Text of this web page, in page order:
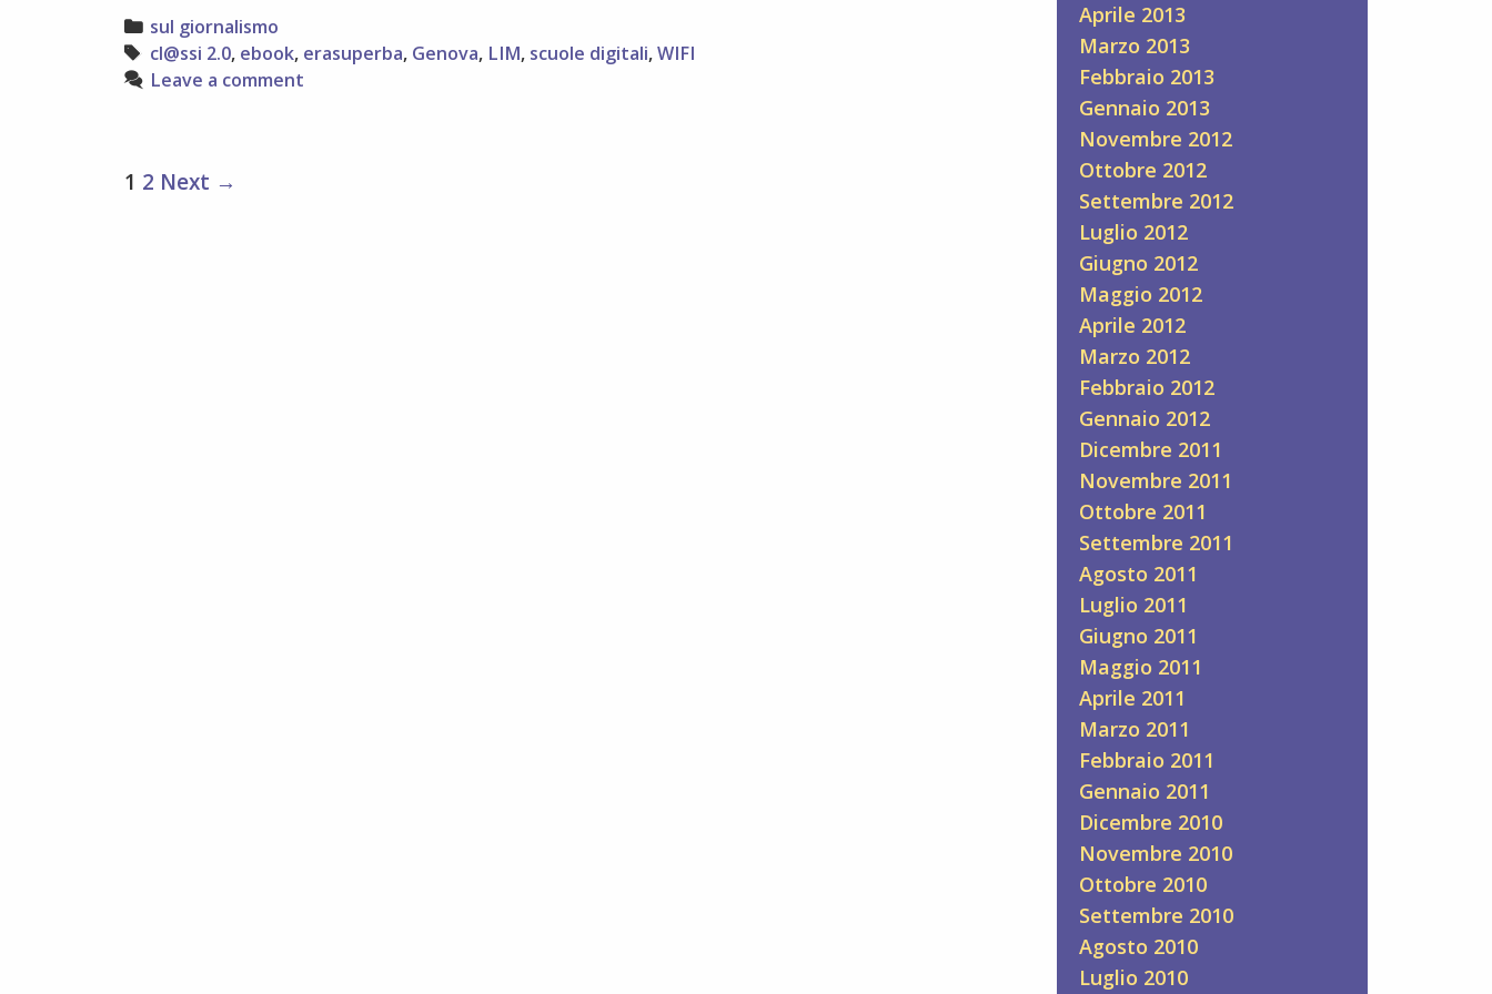
Categories
sul giornalismo
Tags
cl@ssi 2.0, ebook, erasuperba, Genova, LIM, scuole digitali,WIFI
Leave a comment
Post
1 2 Next →
Aprile 2013
Marzo 2013
Febbraio 2013
Gennaio 2013
Novembre 2012
Ottobre 2012
Settembre 2012
Luglio 2012
Giugno 2012
Maggio 2012
Aprile 2012
Marzo 2012
Febbraio 2012
Gennaio 2012
Dicembre 2011
Novembre 2011
Ottobre 2011
Settembre 2011
Agosto 2011
Luglio 2011
Giugno 2011
Maggio 2011
Aprile 2011
Marzo 2011
Febbraio 2011
Gennaio 2011
Dicembre 2010
Novembre 2010
Ottobre 2010
Settembre 2010
Agosto 2010
Luglio 2010